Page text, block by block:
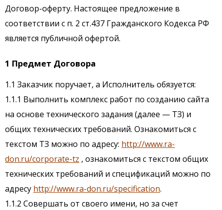
Договор-оферту. Настоящее предложение в
соответствии с п. 2 ст.437 Гражданского Кодекса РФ
является публичной офертой.
1 Предмет Договора
1.1 Заказчик поручает, а Исполнитель обязуется:
1.1.1 Выполнить комплекс работ по созданию сайта
на основе технического задания (далее — ТЗ) и
общих технических требований. Ознакомиться с
текстом ТЗ можно по адресу: http://www.ra-
don.ru/corporate-tz , ознакомиться с текстом общих
технических требований и спецификаций можно по
адресу http://www.ra-don.ru/specification.
1.1.2 Совершать от своего имени, но за счет